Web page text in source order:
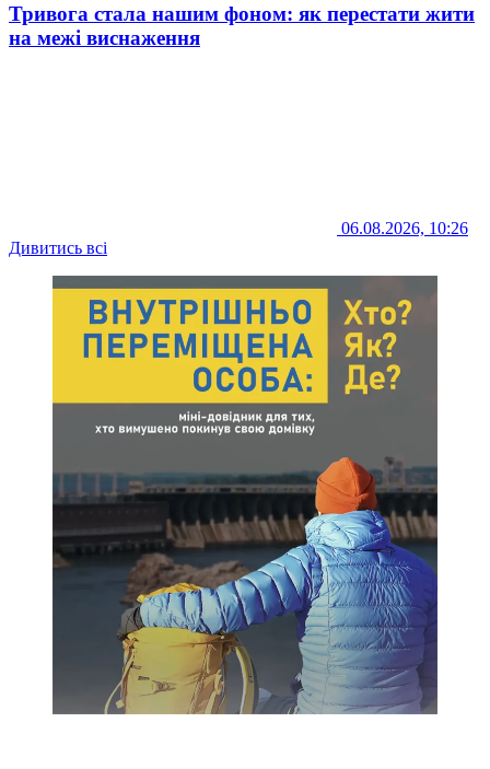
Тривога стала нашим фоном: як перестати жити
на межі виснаження
06.08.2026, 10:26
Дивитись всі